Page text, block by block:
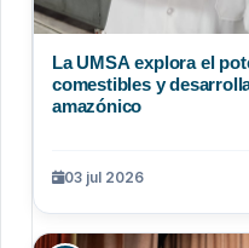
La UMSA explora el
comestibles y
amazónico
03 jul 2026